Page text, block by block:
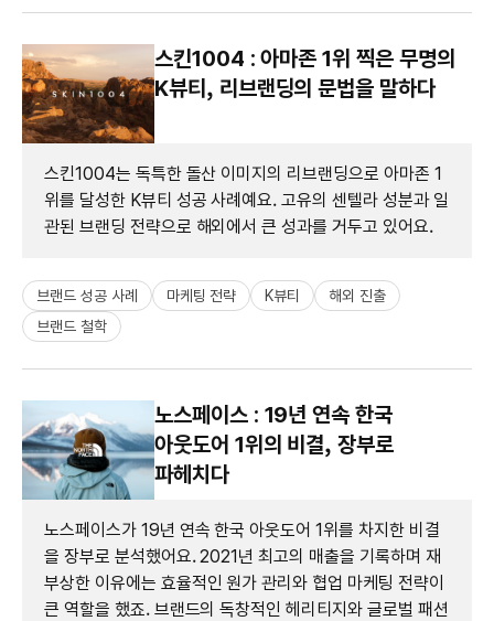
스킨1004 : 아마존 1위 찍은 무명의
K뷰티, 리브랜딩의 문법을 말하다
스킨1004는 독특한 돌산 이미지의 리브랜딩으로 아마존 1
위를 달성한 K뷰티 성공 사례예요. 고유의 센텔라 성분과 일
관된 브랜딩 전략으로 해외에서 큰 성과를 거두고 있어요.
브랜드 성공 사례 마케팅 전략 K뷰티
해외 진출
브랜드 철학
노스페이스 : 19년 연속 한국
아웃도어 1위의 비결, 장부로
파헤치다
노스페이스가 19년 연속 한국 아웃도어 1위를 차지한 비결
을 장부로 분석했어요. 2021년 최고의 매출을 기록하며 재
부상한 이유에는 효율적인 원가 관리와 협업 마케팅 전략이
큰 역할을 했죠. 브랜드의 독창적인 헤리티지와 글로벌 패션